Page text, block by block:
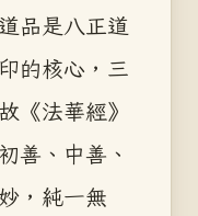
品是八正道
的核心，三
《法華經》
善、中善、
，純一無